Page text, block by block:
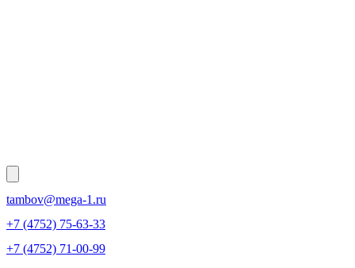
tambov@mega-1.ru
+7 (4752) 75-63-33
+7 (4752) 71-00-99